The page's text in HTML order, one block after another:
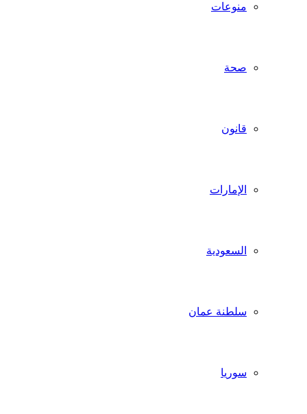
منوعات
صحة
قانون
الإمارات
السعودية
سلطنة عمان
سوريا